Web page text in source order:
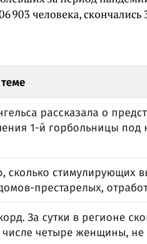
903 человека, скончались
рассказала о
1-й горбольницы
сколько стимулирующих
престарелых,
За сутки в регионе
числе четыре женщины,